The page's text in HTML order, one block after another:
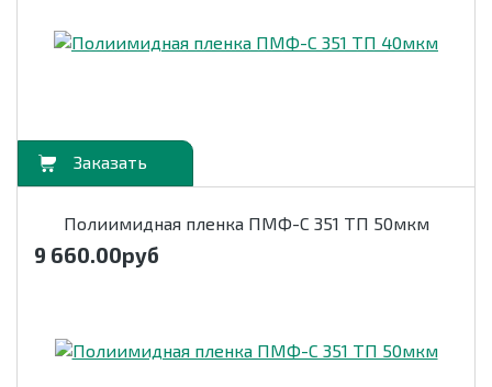
Полиимидная пленка ПМФ-С 351 ТП 50мкм
9 660.00руб